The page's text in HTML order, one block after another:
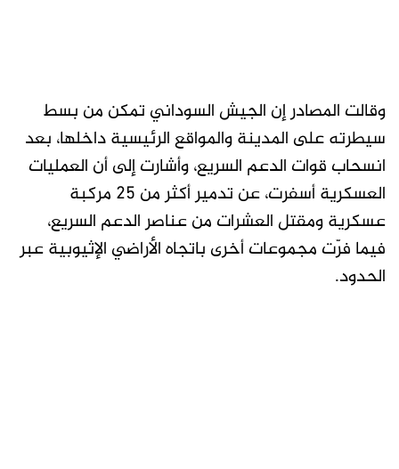
وقالت المصادر إن الجيش السوداني تمكن من بسط
سيطرته على المدينة والمواقع الرئيسية داخلها، بعد
انسحاب قوات الدعم السريع، وأشارت إلى أن العمليات
العسكرية أسفرت، عن تدمير أكثر من 25 مركبة
عسكرية ومقتل العشرات من عناصر الدعم السريع،
فيما فرّت مجموعات أخرى باتجاه الأراضي الإثيوبية عبر
الحدود.